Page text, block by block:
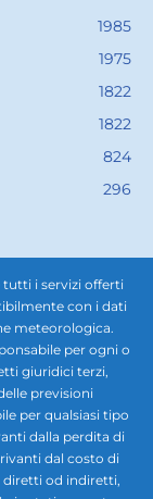
1985
1975
1822
1822
824
296
tutti i servizi offerti
con i dati
meteorologica.
per ogni o
giuridici terzi,
previsioni
per qualsiasi tipo
dalla perdita di
dal costo di
diretti od indiretti,